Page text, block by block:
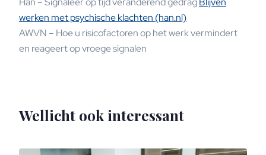
werken met psychische klachten (han.nl)
AWVN – Hoe u risicofactoren op het werk vermindert
en reageert op vroege signalen
Wellicht ook interessant